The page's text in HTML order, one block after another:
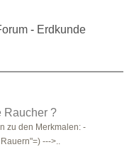
- Erdkunde
Raucher ?
zu den Merkmalen: -
--->..